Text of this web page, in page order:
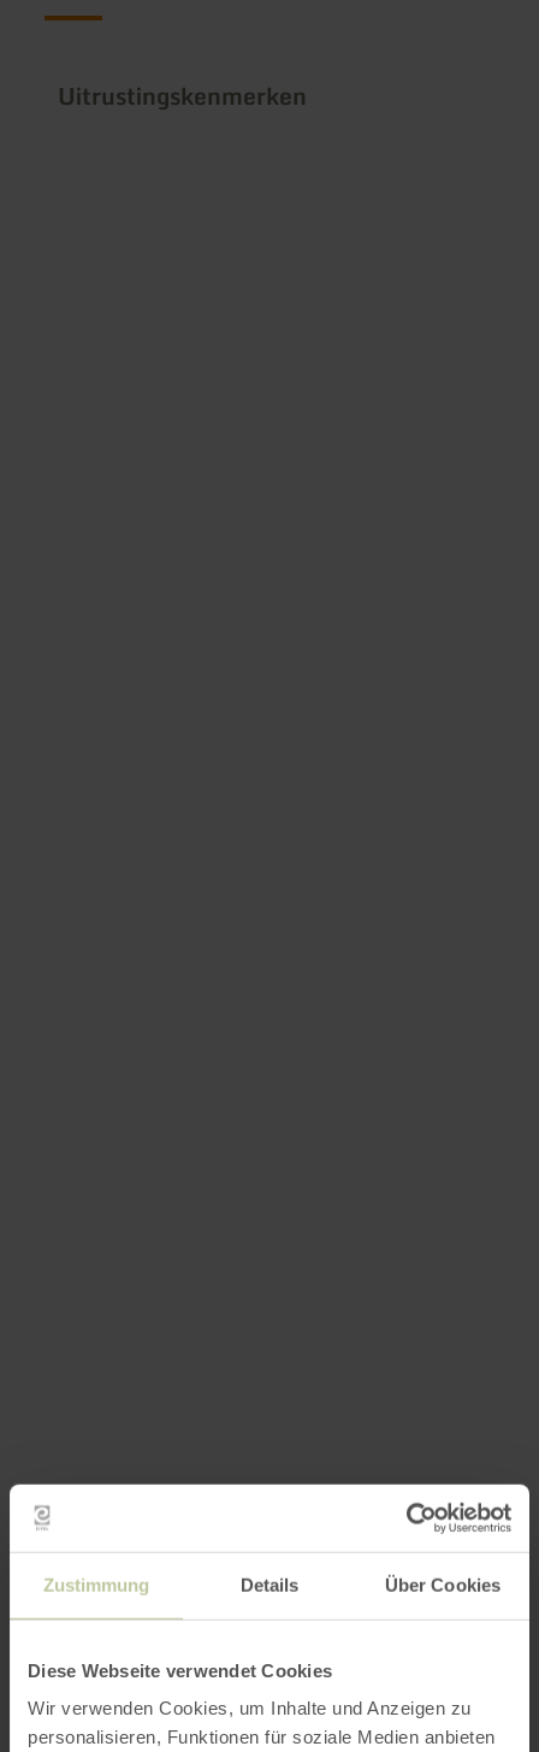
Zustimmung Details Über Cookies
Diese Webseite verwendet Cookies
Wir verwenden Cookies, um Inhalte und Anzeigen zu
personalisieren, Funktionen für soziale Medien anbieten
Uitrustingskenmerken